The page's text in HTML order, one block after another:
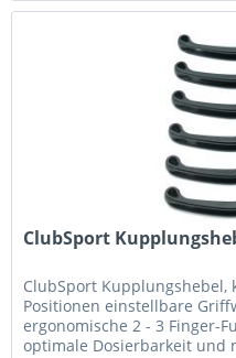
ClubSport
ClubSport Kupplungshebel,
Positionen einstellbare
ergonomische 2 - 3 Finger-
optimale Dosierbarkeit und